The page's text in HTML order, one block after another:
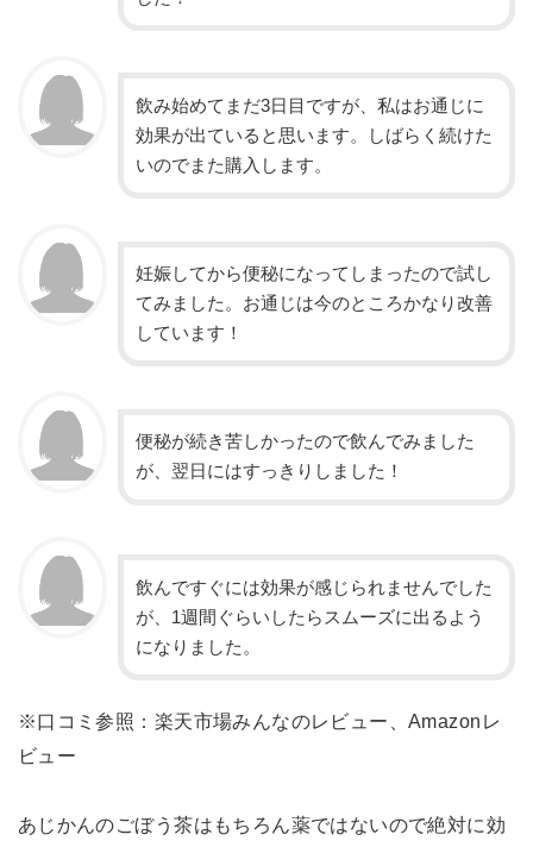
飲み始めてまだ3日目ですが、私はお通じに
効果が出ていると思います。しばらく続けた
いのでまた購入します。
妊娠してから便秘になってしまったので試し
てみました。お通じは今のところかなり改善
しています！
便秘が続き苦しかったので飲んでみました
が、翌日にはすっきりしました！
飲んですぐには効果が感じられませんでした
が、1週間ぐらいしたらスムーズに出るよう
になりました。
※口コミ参照：楽天市場みんなのレビュー、Amazonレ
ビュー
あじかんのごぼう茶はもちろん薬ではないので絶対に効